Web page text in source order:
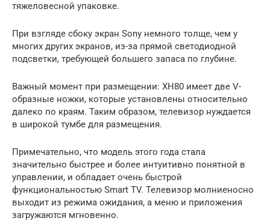
тяжеловесной упаковке.
При взгляде сбоку экран Sony немного толще, чем у
многих других экранов, из-за прямой светодиодной
подсветки, требующей большего запаса по глубине.
Важный момент при размещении: XH80 имеет две V-
образные ножки, которые установлены относительно
далеко по краям. Таким образом, телевизор нуждается
в широкой тумбе для размещения.
Примечательно, что модель этого года стала
значительно быстрее и более интуитивно понятной в
управлении, и обладает очень быстрой
функциональностью Smart TV. Телевизор молниеносно
выходит из режима ожидания, а меню и приложения
загружаются мгновенно.